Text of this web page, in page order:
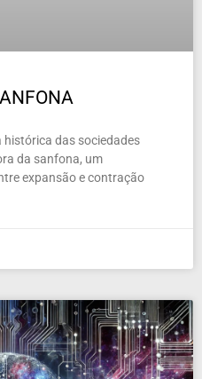
histórica das sociedades
da sanfona, um
expansão e contração